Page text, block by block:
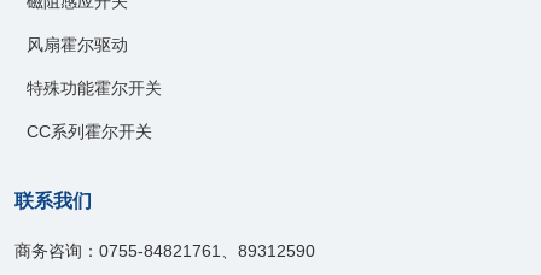
风扇霍尔驱动
特殊功能霍尔开关
CC系列霍尔开关
联系我们
商务咨询：0755-84821761、89312590